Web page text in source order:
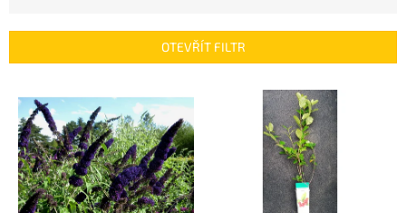
í
OTEVŘÍT FILTR
p
p